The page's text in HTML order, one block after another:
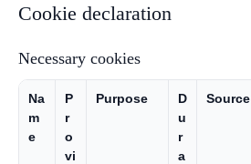
Cookie declaration
Necessary cookies
Na
m
e
P
r
o
vi
Purpose
D
u
r
a
Source